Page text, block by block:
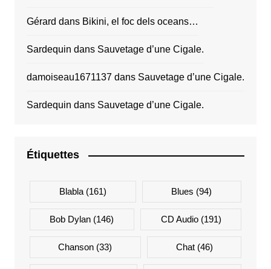
Gérard dans Bikini, el foc dels oceans…
Sardequin dans Sauvetage d’une Cigale.
damoiseau1671137dans Sauvetage d’une Cigale.
Sardequin dans Sauvetage d’une Cigale.
Étiquettes
Blabla(161) Blues (94)
Bob Dylan (146) CD Audio(191)
Chanson (33) Chat(46)